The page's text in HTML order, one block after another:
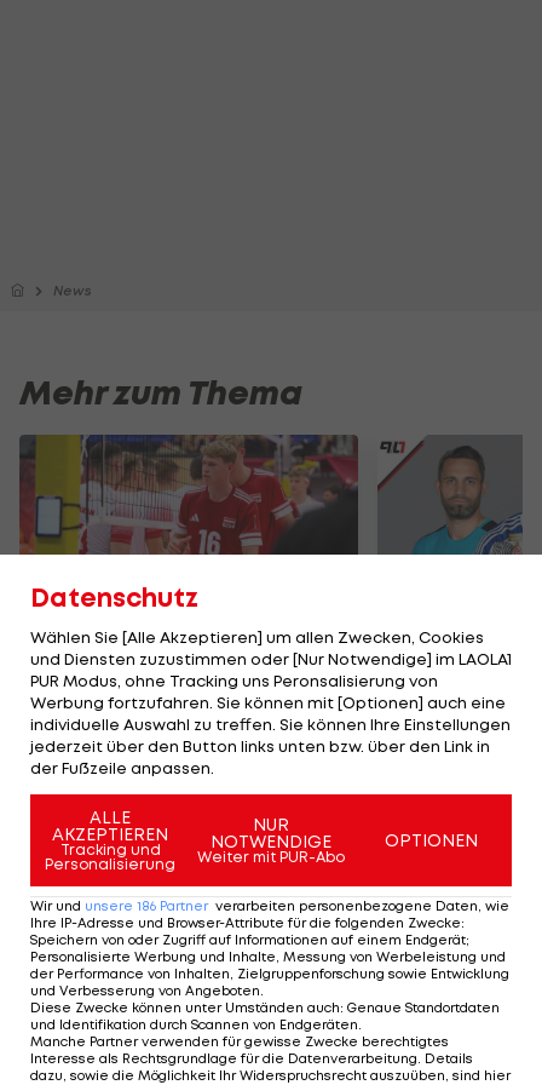
News
Mehr zum Thema
Karrieresprung! ÖVV-
Teamspieler wechselt
in Topliga
Sport-Mix
Die
Tormänner
Geschichte
Fußball
TEILEN
KOMMENTARE
Datenschutz
Wählen Sie [Alle Akzeptieren] um allen Zwecken, Cookies
und Diensten zuzustimmen oder [Nur Notwendige] im LAOLA1
PUR Modus, ohne Tracking uns Peronsalisierung von
Werbung fortzufahren. Sie können mit [Optionen] auch eine
individuelle Auswahl zu treffen. Sie können Ihre Einstellungen
jederzeit über den Button links unten bzw. über den Link in
der Fußzeile anpassen.
ALLE
AKZEPTIEREN
Tracking und
Personalisierung
NUR
NOTWENDIGE
Weiter mit PUR-Abo
OPTIONEN
Wir und unsere 186 Partner verarbeiten personenbezogene Daten, wie
Ihre IP-Adresse und Browser-Attribute für die folgenden Zwecke:
Speichern von oder Zugriff auf Informationen auf einem Endgerät;
Personalisierte Werbung und Inhalte, Messung von Werbeleistung und
der Performance von Inhalten, Zielgruppenforschung sowie Entwicklung
und Verbesserung von Angeboten.
Diese Zwecke können unter Umständen auch: Genaue Standortdaten
und Identifikation durch Scannen von Endgeräten.
Manche Partner verwenden für gewisse Zwecke berechtigtes
Interesse als Rechtsgrundlage für die Datenverarbeitung. Details
dazu, sowie die Möglichkeit Ihr Widerspruchsrecht auszuüben, sind hier